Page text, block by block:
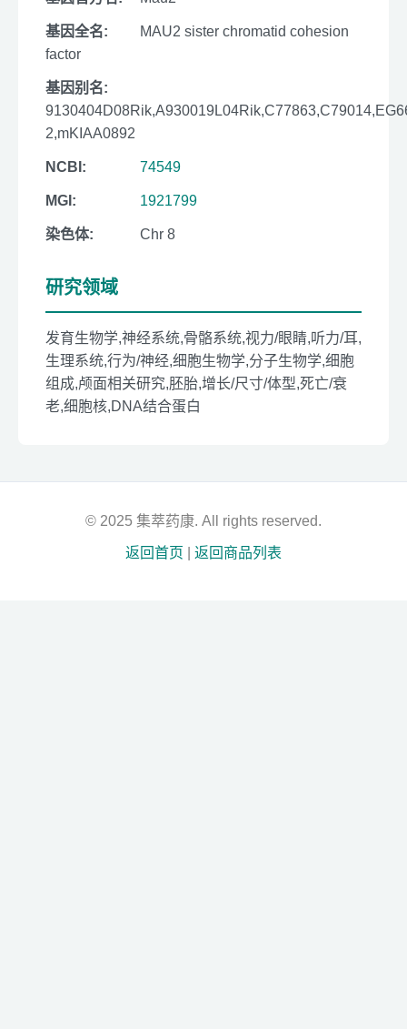
基因全名:
MAU2 sister chromatid cohesion
factor
基因别名:
2,mKIAA0892
NCBI: 74549
MGI: 1921799
染色体: Chr 8
研究领域
发育生物学,神经系统,骨骼系统,视力/眼睛,听力/耳,
生理系统,行为/神经,细胞生物学,分子生物学,细胞
组成,颅面相关研究,胚胎,增长/尺寸/体型,死亡/衰
老,细胞核,DNA结合蛋白
© 2025 集萃药康. All rights reserved.
返回首页 返回商品列表